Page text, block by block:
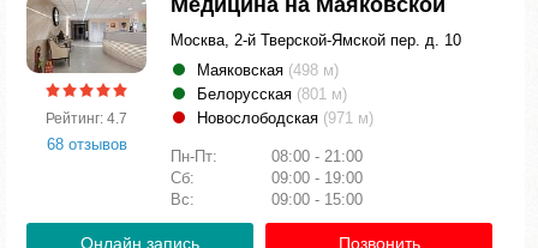
Рейтинг: 4.7
68 отзывов
Медицина на Маяковской
Москва, 2-й Тверской-Ямской пер. д. 10
Маяковская (498 м)
Белорусская (801 м)
Новослободская (971 м)
Пн-Пт:
08:00 - 21:00
Сб:
09:00 - 19:00
Вс:
09:00 - 15:00
Онлайн запись Позвонить